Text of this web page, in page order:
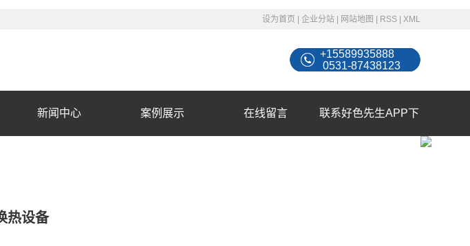
设为首页
企业分站 网站地图 RSS XML
+15589935888
0531-87438123
新闻中心 案例展示 在线留言 联系好色先生APP下
热设备